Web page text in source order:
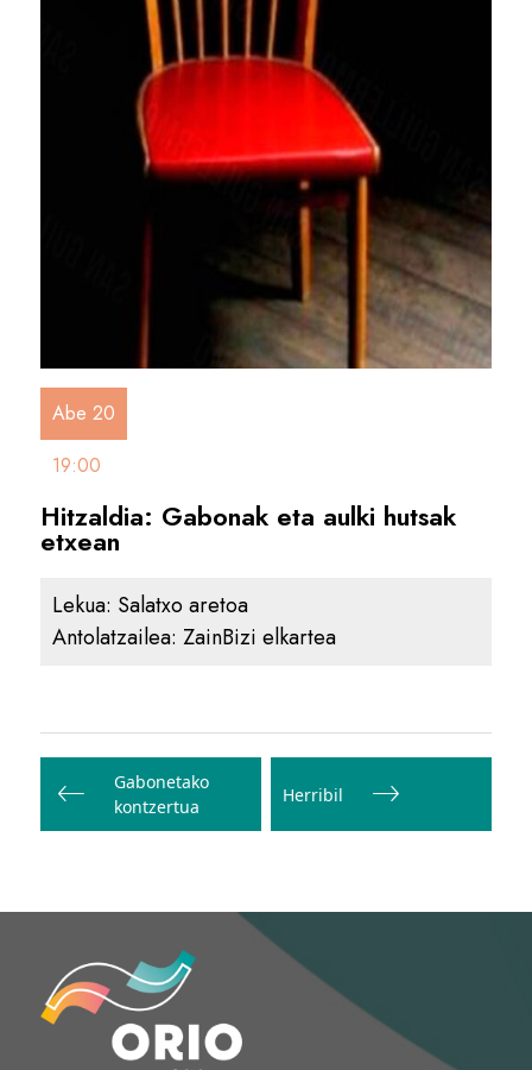
Abe 20
19:00
Hitzaldia: Gabonak eta aulki hutsak
etxean
Lekua: Salatxo aretoa
Antolatzailea:ZainBizi elkartea
Bidalketetan
zehar
nabigatu
Gabonetako
kontzertua
Herribil